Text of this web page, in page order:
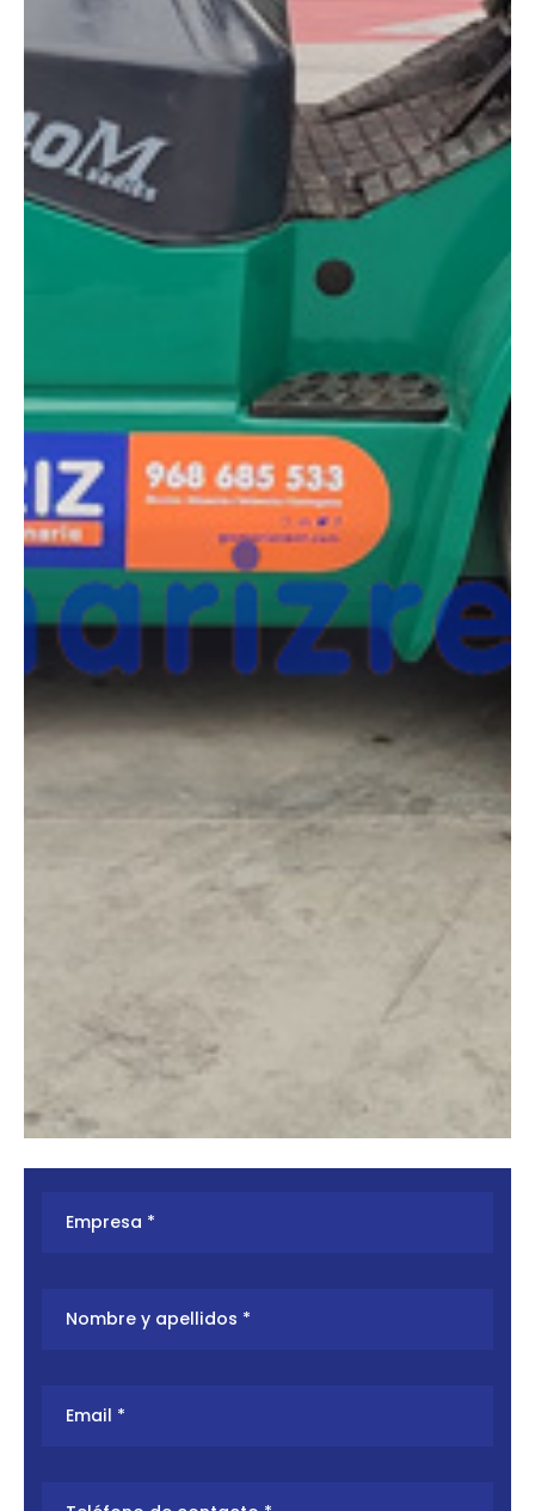
Capacidad:4000 kg
Ver ficha técnica
COMPARADOR
¿Tienes dudas a la hora de elegir la máquina que
Comparar
¿Te interesa
esta máquina?
Rellena este formulario y recibiremos tu solicitud
sobre esta máquina para ponernos en contacto
directo contigo.
MAXIMAL FD40T